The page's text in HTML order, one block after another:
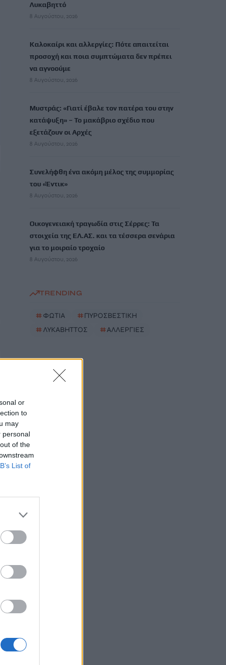
or
to
may
personal
of the
List of
Λυκαβηττό
8 Αυγούστου, 2026
Καλοκαίρι και αλλεργίες: Πότε απαιτείται
προσοχή και ποια συμπτώματα δεν πρέπει
να αγνοούμε
8 Αυγούστου, 2026
Μυστράς: «Γιατί έβαλε τον πατέρα του στην
κατάψυξη» – Το μακάβριο σχέδιο που
εξετάζουν οι Αρχές
8 Αυγούστου, 2026
Συνελήφθη ένα ακόμη μέλος της συμμορίας
του «Έντικ»
8 Αυγούστου, 2026
Οικογενειακή τραγωδία στις Σέρρες: Τα
στοιχεία της ΕΛ.ΑΣ. και τα τέσσερα σενάρια
για το μοιραίο τροχαίο
8 Αυγούστου, 2026
TRENDING
# ΦΩΤΙΑ #ΠΥΡΟΣΒΕΣΤΙΚΗ
#ΛΥΚΑΒΗΤΤΟΣ #ΑΛΛΕΡΓΙΕΣ